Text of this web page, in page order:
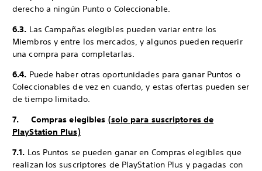
derecho a ningún Punto o Coleccionable.
6.3. Las Campañas elegibles pueden variar entre los
Miembros y entre los mercados, y algunos pueden requerir
una compra para completarlas.
6.4. Puede haber otras oportunidades para ganar Puntos o
Coleccionables de vez en cuando, y estas ofertas pueden ser
de tiempo limitado.
7. Compras elegibles (solo para suscriptores de
PlayStation Plus)
7.1. Los Puntos se pueden ganar en Compras elegibles que
realizan los suscriptores de PlayStation Plus y pagadas con